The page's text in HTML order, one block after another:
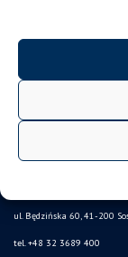
deklaracja dostępności
mapa strony
procedury realizacji
Wydział Nauk
ul. Będzińska 60, 41-200
tel. +48 32 3689 400